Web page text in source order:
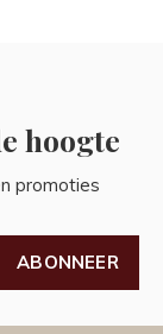
hoogte
promoties
ABONNEER